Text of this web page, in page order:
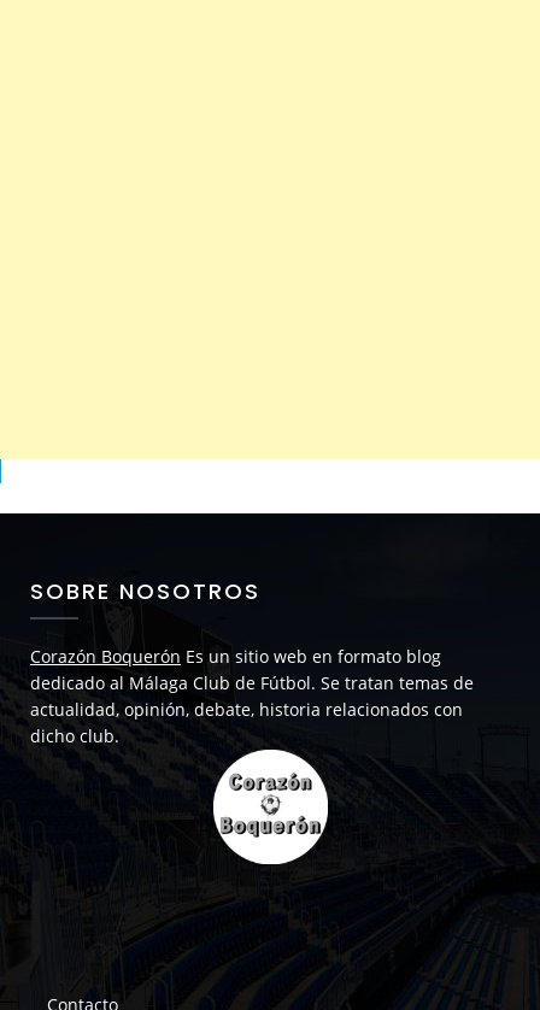
SOBRE NOSOTROS
Corazón Boquerón Es un sitio web en formato blog
dedicado al Málaga Club de Fútbol. Se tratan temas de
actualidad, opinión, debate, historia relacionados con
dicho club.
Contacto